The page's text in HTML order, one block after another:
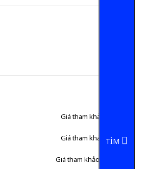
Giá tham khảo:
Giá tham khảo: 860.000 đ
Giá tham khảo:
TÌM